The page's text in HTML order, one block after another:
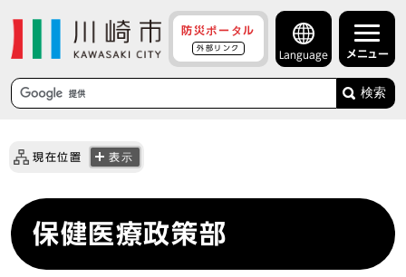
防災ポータル
外部リンク
Language メニュー
検索
現在位置 表示
保健医療政策部